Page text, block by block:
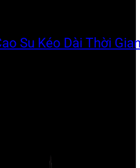
Su Kéo Dài Thời